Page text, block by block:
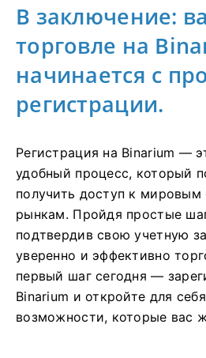
В заключение:
торговле на
начинается с
регистрации.
Регистрация на Binarium —
удобный процесс, который
получить доступ к
рынкам. Пройдя простые
подтвердив свою учетную
уверенно и эффективно
первый шаг сегодня —
Binarium и откройте для
возможности, которые вас